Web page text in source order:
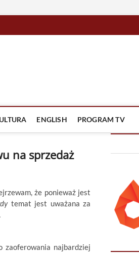
ENGLISH PROGRAM TV
na sprzedaż
że ponieważ jest
temat jest uważana za
zaoferowania najbardziej